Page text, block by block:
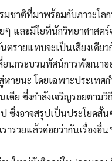
มชาติที่มาพร้อมกับภาวะโล
ๆ และมิใยที่นักวิทยาศาสตร์
นตรายแทบจะเป็นเสียงเดีย
ยนกระบวนทัศน์การพัฒนาอ
ายนะ โดยเฉพาะประเทศ
เดีย ซึ่งกำลังเจริญรอยตาม
ป ซึ่งอาจสรุปเป็นประโยคสั้น
รารวยแล้วค่อยว่ากันเรื่องอื่น